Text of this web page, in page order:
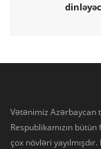
Vətənimiz Azərbaycan
Respublikamızın
çox növləri